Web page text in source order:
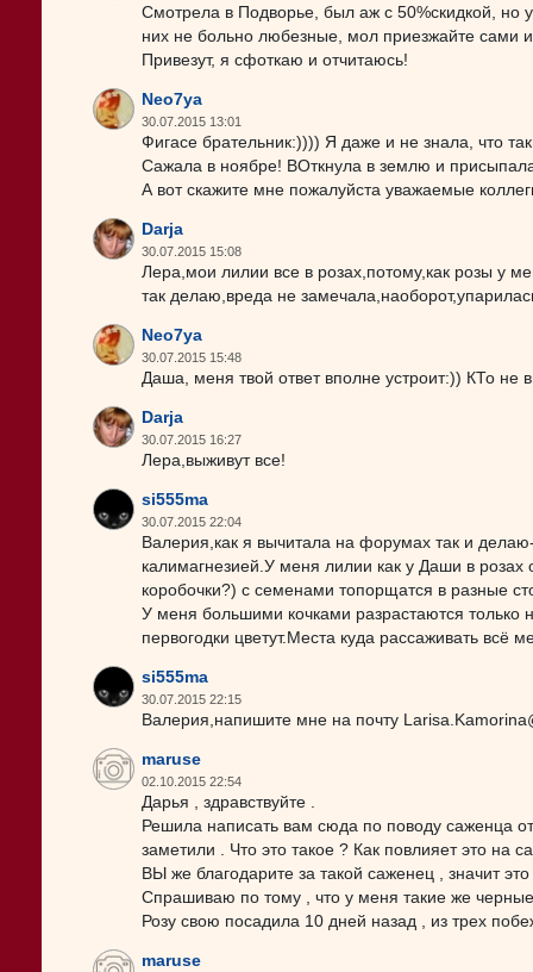
Смотрела в Подворье, был аж с 50%скидкой, но
них не больно любезные, мол приезжайте сами
Привезут, я сфоткаю и отчитаюсь!
Neo7ya
30.07.2015 13:01
Фигасе брательник:)))) Я даже и не знала, что
Сажала в ноябре! ВОткнула в землю и
А вот скажите мне пожалуйста уважаемые
Darja
30.07.2015 15:08
Лера,мои лилии все в розах,потому,как розы у
так делаю,вреда не
Neo7ya
30.07.2015 15:48
Даша, меня твой ответ вполне устроит:)) КТо не
Darja
30.07.2015 16:27
Лера,выживут все!
si555ma
30.07.2015 22:04
Валерия,как я вычитала на форумах так и
калимагнезией.У меня лилии как у Даши в розах
коробочки?) с семенами топорщатся в разные
У меня большими кочками разрастаются
первогодки цветут.Места куда рассаживать
si555ma
30.07.2015 22:15
Валерия,напишите мне на почту
maruse
02.10.2015 22:54
Дарья , здравствуйте .
Решила написать вам сюда по поводу саженца
заметили . Что это такое ? Как повлияет это на
ВЫ же благодарите за такой саженец , значит
Спрашиваю по тому , что у меня такие же
Розу свою посадила 10 дней назад , из трех
maruse